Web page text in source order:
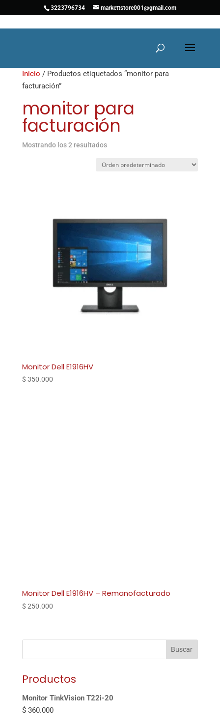
3223796734 markettstore001@gmail.com
Inicio / Productos etiquetados “monitor para
facturación”
monitor para
facturación
Mostrando los 2 resultados
Monitor Dell E1916HV
$ 350.000
Monitor Dell E1916HV – Remanofacturado
$ 250.000
Buscar
Productos
Monitor TinkVision T22i-20
$360.000